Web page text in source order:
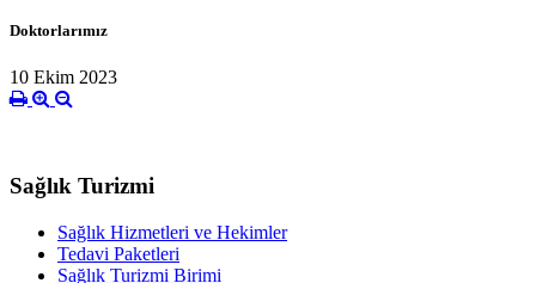
Doktorlarımız
10 Ekim 2023
Sağlık Turizmi
Sağlık Hizmetleri ve Hekimler
Tedavi Paketleri
Sağlık Turizmi Birimi